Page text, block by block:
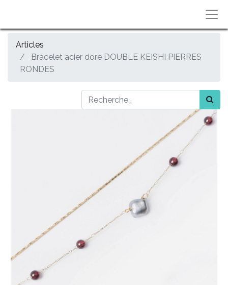
Articles
Bracelet acier doré DOUBLE KEISHI PIERRES
RONDES